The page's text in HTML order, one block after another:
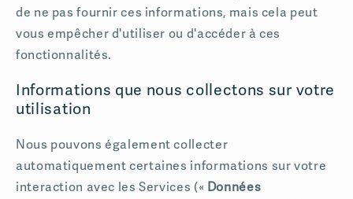
de ne pas fournir ces informations, mais cela peut
vous empêcher d'utiliser ou d'accéder à ces
fonctionnalités.
Informations que nous collectons sur votre
utilisation
Nous pouvons également collecter
automatiquement certaines informations sur votre
interaction avec les Services (« Données